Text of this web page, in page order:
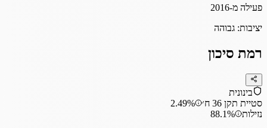
פעילה מ-2016
יציבות: גבוהה
רמת סיכון
בינונית
סטיית תקן 36 ח׳
2.49%
נזילות
88.1%